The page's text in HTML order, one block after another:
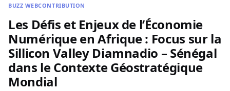
BUZZ WEBCONTRIBUTION
Les Défis et Enjeux de l’Économie
Numérique en Afrique : Focus sur la
Sillicon Valley Diamnadio – Sénégal
dans le Contexte Géostratégique
Mondial